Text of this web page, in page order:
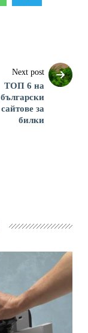
Next post
ТОП 6 на
български
сайтове за
билки